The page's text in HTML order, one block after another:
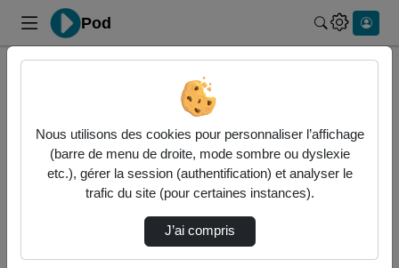
Pod
29 vidéos trouvées
Audio Vidéo Statistiques de vues
Direction de tri
00:00:00
Nous utilisons des cookies pour personnaliser l’affichage
(barre de menu de droite, mode sombre ou dyslexie
etc.), gérer la session (authentification) et analyser le
trafic du site (pour certaines instances).
J’ai compris